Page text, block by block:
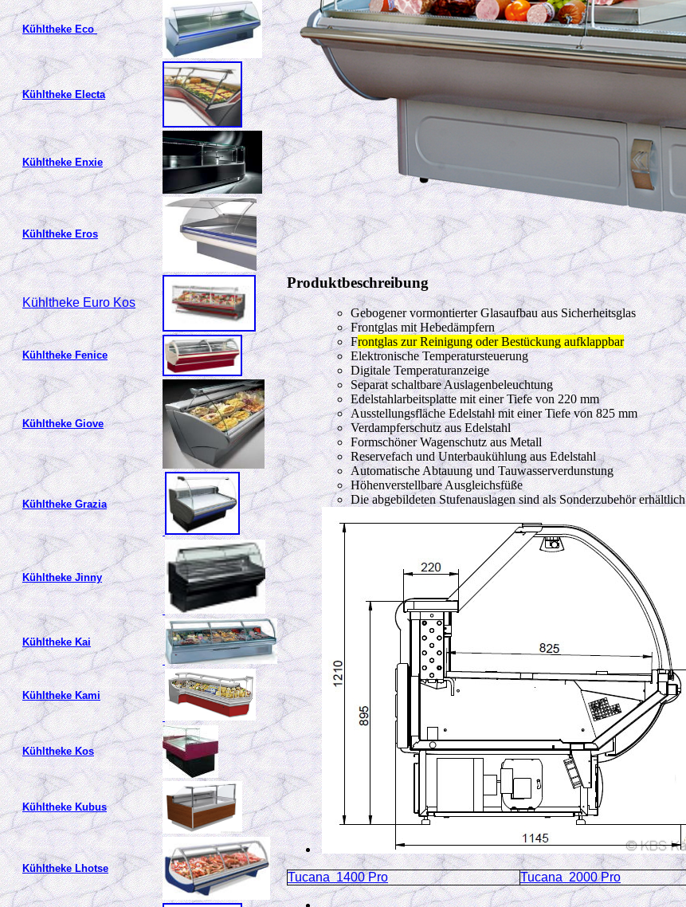
Kühltheke Eco
Kühltheke Electa
Kühltheke Enxie
Kühltheke Eros
Kühltheke Euro Kos
Kühltheke Fenice
Kühltheke Giove
Kühltheke Grazia
Kühltheke Jinny
Kühltheke Kai
Kühltheke Kami
Kühltheke Kos
Kühltheke Kubus
Kühltheke Lhotse
Produktbeschreibung
Gebogener vormontierter Glasaufbau aus Sicherheitsglas
Frontglas mit Hebedämpfern
Frontglas zur Reinigung oder Bestückung aufklappbar
Elektronische Temperatursteuerung
Digitale Temperaturanzeige
Separat schaltbare Auslagenbeleuchtung
Edelstahlarbeitsplatte mit einer Tiefe von 220 mm
Ausstellungsfläche Edelstahl mit einer Tiefe von 825 mm
Verdampferschutz aus Edelstahl
Formschöner Wagenschutz aus Metall
Reservefach und Unterbaukühlung aus Edelstahl
Automatische Abtauung und Tauwasserverdunstung
Höhenverstellbare Ausgleichsfüße
Die abgebildeten Stufenauslagen sind als Sonderzubehör erhältlich
Tucana 1400 Pro Tucana 2000 Pro